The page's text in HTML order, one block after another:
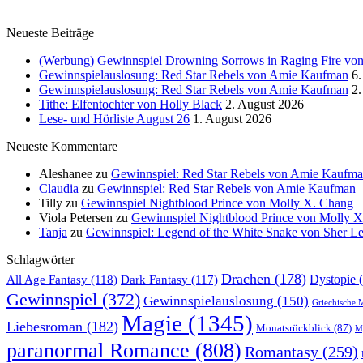
Neueste Beiträge
(Werbung) Gewinnspiel Drowning Sorrows in Raging Fire
Gewinnspielauslosung: Red Star Rebels von Amie Kaufman
Gewinnspielauslosung: Red Star Rebels von Amie Kaufman
Tithe: Elfentochter von Holly Black 2. August 2026
Lese- und Hörliste August 26 1. August 2026
Neueste Kommentare
Aleshanee zu Gewinnspiel: Red Star Rebels von Amie
Claudia zu Gewinnspiel: Red Star Rebels von Amie Kaufman
Tilly zu Gewinnspiel Nightblood Prince von Molly X. Chang
Viola Petersen zu Gewinnspiel Nightblood Prince von Molly
Tanja zu Gewinnspiel: Legend of the White Snake von Sher
Schlagwörter
All Age Fantasy (118) Dark Fantasy (117) Drachen (178) Dystopie
Gewinnspiel (372) Gewinnspielauslosung (150) Griechische
Liebesroman (182) Magie (1345) Monatsrückblick (87)
paranormal Romance (808) Romantasy (259)